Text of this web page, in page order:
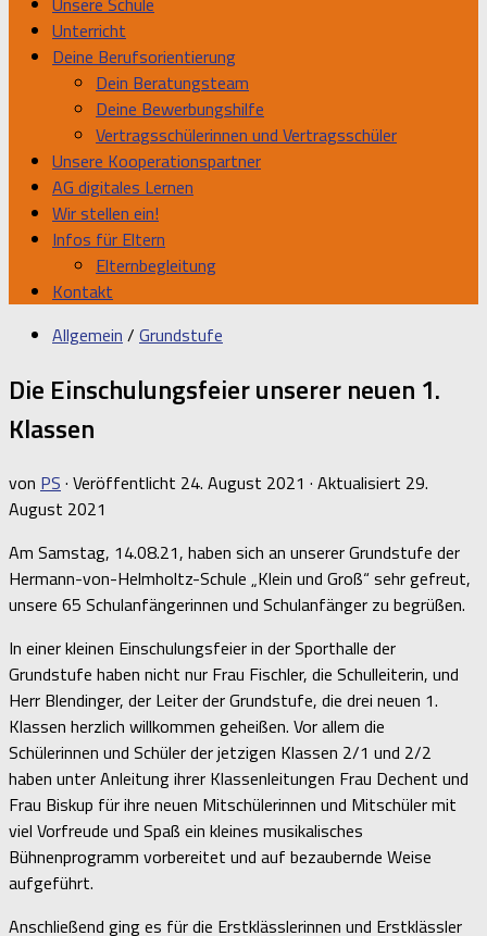
Unterricht
Deine Berufsorientierung
Dein Beratungsteam
Deine Bewerbungshilfe
Vertragsschülerinnen und Vertragsschüler
Unsere Kooperationspartner
AG digitales Lernen
Wir stellen ein!
Infos für Eltern
Elternbegleitung
Kontakt
Allgemein / Grundstufe
Die Einschulungsfeier unserer neuen 1.
Klassen
von PS · Veröffentlicht 24. August 2021 · Aktualisiert 29.
August 2021
Am Samstag, 14.08.21, haben sich an unserer Grundstufe der
Hermann-von-Helmholtz-Schule „Klein und Groß“ sehr gefreut,
unsere 65 Schulanfängerinnen und Schulanfänger zu begrüßen.
In einer kleinen Einschulungsfeier in der Sporthalle der
Grundstufe haben nicht nur Frau Fischler, die Schulleiterin, und
Herr Blendinger, der Leiter der Grundstufe, die drei neuen 1.
Klassen herzlich willkommen geheißen. Vor allem die
Schülerinnen und Schüler der jetzigen Klassen 2/1 und 2/2
haben unter Anleitung ihrer Klassenleitungen Frau Dechent und
Frau Biskup für ihre neuen Mitschülerinnen und Mitschüler mit
viel Vorfreude und Spaß ein kleines musikalisches
Bühnenprogramm vorbereitet und auf bezaubernde Weise
aufgeführt.
Anschließend ging es für die Erstklässlerinnen und Erstklässler